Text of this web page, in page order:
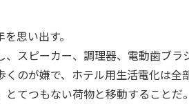
思い出す。
、スピーカー、調理器、電動歯ブラ
のが嫌で、ホテル用生活電化は全
てつもない荷物と移動することだ。